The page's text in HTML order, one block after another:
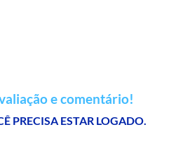
e comentário!
PRECISA ESTAR LOGADO.